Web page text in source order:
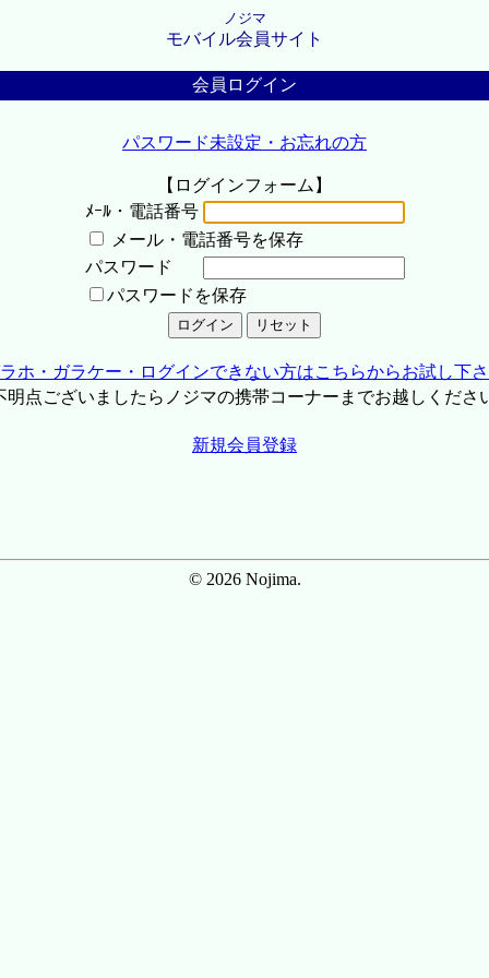
ノジマ
モバイル会員サイト
会員ログイン
パスワード未設定・お忘れの方
【ログインフォーム】
ﾒｰﾙ・電話番号
メール・電話番号を保存
パスワード
パスワードを保存
ホ・ガラケー・ログインできない方はこちらからお試し下
点ございましたらノジマの携帯コーナーまでお越しくださ
新規会員登録
© 2026 Nojima.